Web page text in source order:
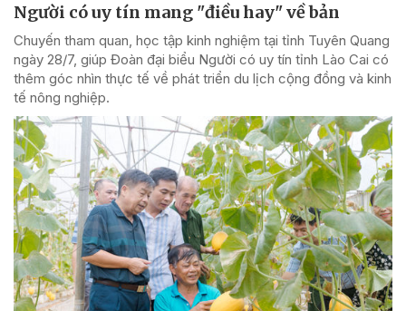
Người có uy tín mang "điều hay" về bản
Chuyến tham quan, học tập kinh nghiệm tại tỉnh Tuyên Quang
ngày 28/7, giúp Đoàn đại biểu Người có uy tín tỉnh Lào Cai có
thêm góc nhìn thực tế về phát triển du lịch cộng đồng và kinh
tế nông nghiệp.